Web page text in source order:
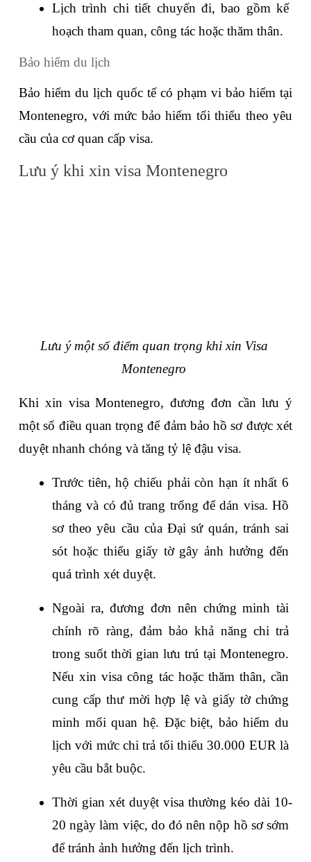
Lịch trình chi tiết chuyến đi, bao gồm kế
hoạch tham quan, công tác hoặc thăm thân.
Bảo hiểm du lịch
Bảo hiểm du lịch quốc tế có phạm vi bảo hiểm tại
Montenegro, với mức bảo hiểm tối thiểu theo yêu
cầu của cơ quan cấp visa.
Lưu ý khi xin visa Montenegro
Lưu ý một số điểm quan trọng khi xin Visa
Montenegro
Khi xin visa Montenegro, đương đơn cần lưu ý
một số điều quan trọng để đảm bảo hồ sơ được xét
duyệt nhanh chóng và tăng tỷ lệ đậu visa.
Trước tiên, hộ chiếu phải còn hạn ít nhất 6
tháng và có đủ trang trống để dán visa. Hồ
sơ theo yêu cầu của Đại sứ quán, tránh sai
sót hoặc thiếu giấy tờ gây ảnh hưởng đến
quá trình xét duyệt.
Ngoài ra, đương đơn nên chứng minh tài
chính rõ ràng, đảm bảo khả năng chi trả
trong suốt thời gian lưu trú tại Montenegro.
Nếu xin visa công tác hoặc thăm thân, cần
cung cấp thư mời hợp lệ và giấy tờ chứng
minh mối quan hệ. Đặc biệt, bảo hiểm du
lịch với mức chi trả tối thiểu 30.000 EUR là
yêu cầu bắt buộc.
Thời gian xét duyệt visa thường kéo dài 10-
20 ngày làm việc, do đó nên nộp hồ sơ sớm
để tránh ảnh hưởng đến lịch trình.